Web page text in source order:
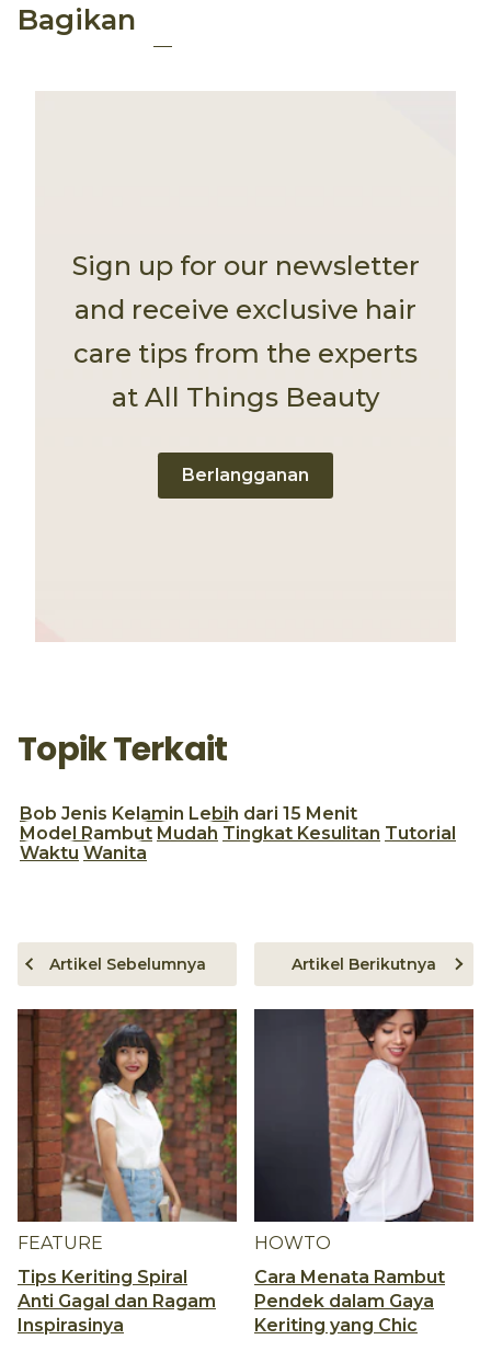
Bagikan
Sign up for our newsletter
and receive exclusive hair
care tips from the experts
at All Things Beauty
Berlangganan
Topik Terkait
Bob Jenis Kelamin Lebih dari 15 Menit
Model Rambut Mudah Tingkat Kesulitan Tutorial
Waktu Wanita
FEATURE
Tips Keriting Spiral
Anti Gagal dan Ragam
Inspirasinya
Artikel Sebelumnya
HOWTO
Cara Menata Rambut
Pendek dalam Gaya
Keriting yang Chic
Artikel Berikutnya